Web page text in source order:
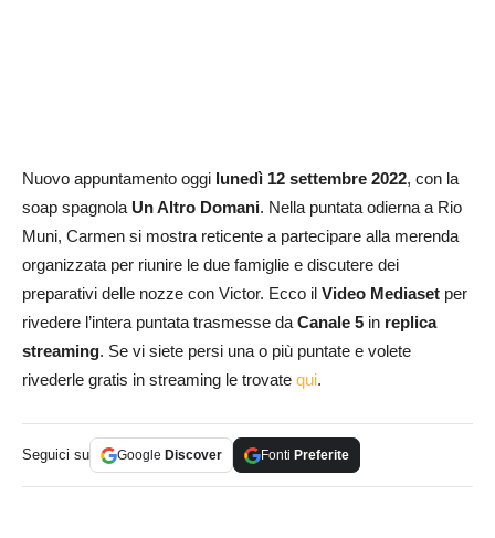
Nuovo appuntamento oggi lunedì 12 settembre 2022, con la
soap spagnola Un Altro Domani. Nella puntata odierna a Rio
Muni, Carmen si mostra reticente a partecipare alla merenda
organizzata per riunire le due famiglie e discutere dei
preparativi delle nozze con Victor. Ecco il Video Mediaset per
rivedere l’intera puntata trasmesse daCanale 5 in replica
streaming. Se vi siete persi una o più puntate e volete
rivederle gratis in streaming le trovate qui.
Seguici su Google Discover Fonti Preferite